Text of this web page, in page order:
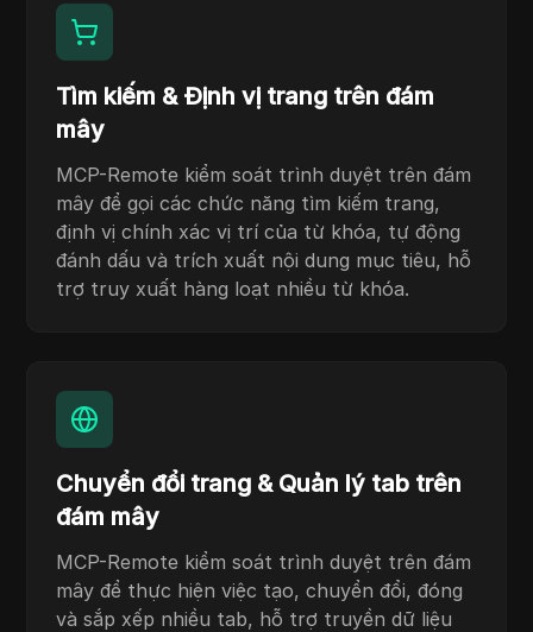
Tìm kiếm & Định vị trang trên đám
mây
MCP-Remote kiểm soát trình duyệt trên đám
mây để gọi các chức năng tìm kiếm trang,
định vị chính xác vị trí của từ khóa, tự động
đánh dấu và trích xuất nội dung mục tiêu, hỗ
trợ truy xuất hàng loạt nhiều từ khóa.
Chuyển đổi trang & Quản lý tab trên
đám mây
MCP-Remote kiểm soát trình duyệt trên đám
mây để thực hiện việc tạo, chuyển đổi, đóng
và sắp xếp nhiều tab, hỗ trợ truyền dữ liệu